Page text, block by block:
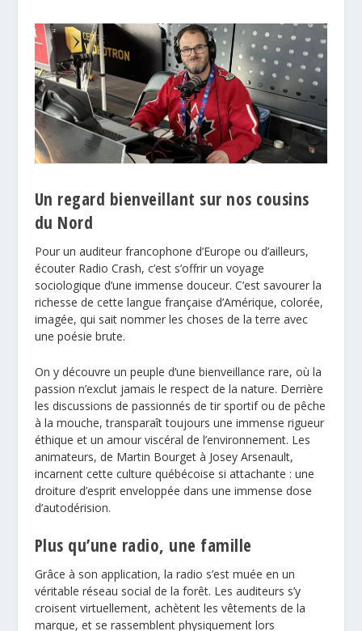
Un regard bienveillant sur nos cousins
du Nord
Pour un auditeur francophone d’Europe ou d’ailleurs,
écouter Radio Crash, c’est s’offrir un voyage
sociologique d’une immense douceur. C’est savourer la
richesse de cette langue française d’Amérique, colorée,
imagée, qui sait nommer les choses de la terre avec
une poésie brute.
On y découvre un peuple d’une bienveillance rare, où la
passion n’exclut jamais le respect de la nature. Derrière
les discussions de passionnés de tir sportif ou de pêche
à la mouche, transparaît toujours une immense rigueur
éthique et un amour viscéral de l’environnement. Les
animateurs, de Martin Bourget à Josey Arsenault,
incarnent cette culture québécoise si attachante : une
droiture d’esprit enveloppée dans une immense dose
d’autodérision.
Plus qu’une radio, une famille
Grâce à son application, la radio s’est muée en un
véritable réseau social de la forêt. Les auditeurs s’y
croisent virtuellement, achètent les vêtements de la
marque, et se rassemblent physiquement lors